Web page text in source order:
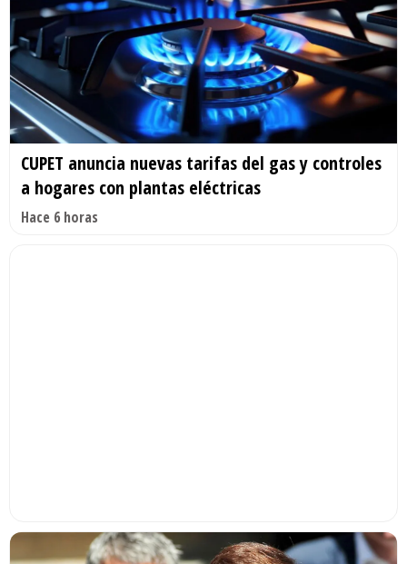
CUPET anuncia nuevas tarifas del gas y controles
a hogares con plantas eléctricas
Hace 6 horas